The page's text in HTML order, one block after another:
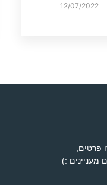
12/07/2022
פרטים,
מעניינים :)